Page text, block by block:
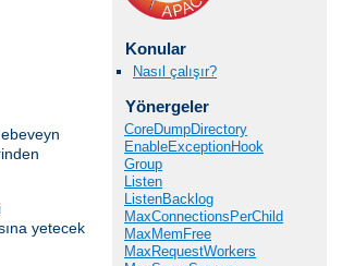
yetecek
Konular
Nasıl çalışır?
Yönergeler
CoreDumpDirectory
EnableExceptionHook
Group
Listen
ListenBacklog
MaxConnectionsPerChild
MaxMemFree
MaxRequestWorkers